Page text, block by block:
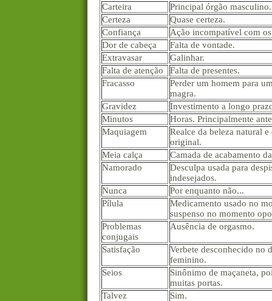
Carteira
Principal órgão masculino.
Certeza
Quase certeza.
Confiança
Ação incompatível com
Dor de cabeça
Falta de vontade.
Extravasar
Galinhar.
Falta de atenção
Falta de presentes.
Fracasso
Perder um homem para
magra.
Gravidez
Investimento a longo
Minutos
Horas. Principalmente
Maquiagem
Realce da beleza natural
original.
Meia calça
Camada de acabamento
Namorado
Desculpa usada para
indesejados.
Nunca
Por enquanto não...
Pílula
Medicamento usado no
suspenso no momento
Problemas
conjugais
Ausência de orgasmo.
Satisfação
Verbete desconhecido no
feminino.
Seios
Sinônimo de maçaneta,
muitas portas.
Talvez
Sim.